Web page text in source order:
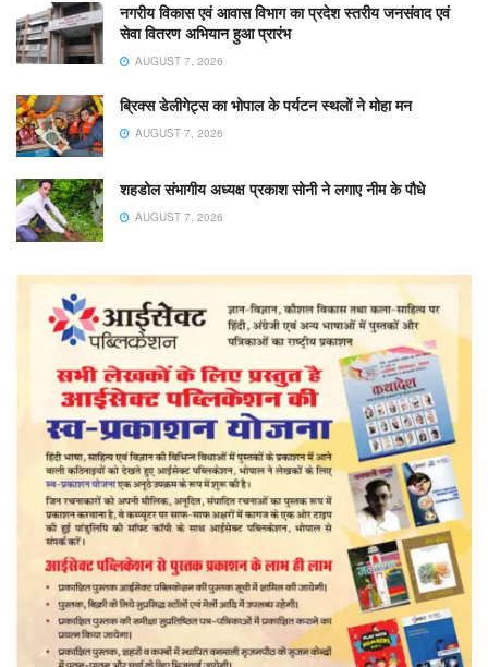
नगरीय विकास एवं आवास विभाग का प्रदेश स्तरीय जनसंवाद एवं
सेवा वितरण अभियान हुआ प्रारंभ
AUGUST 7, 2026
ब्रिक्स डेलीगेट्स का भोपाल के पर्यटन स्थलों ने मोहा मन
AUGUST 7, 2026
शहडोल संभागीय अध्यक्ष प्रकाश सोनी ने लगाए नीम के पौधे
AUGUST 7, 2026